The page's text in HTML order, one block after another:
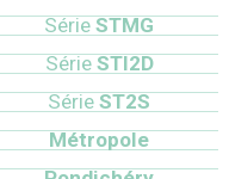
Série STMG
SérieSTI2D
Série ST2S
Métropole